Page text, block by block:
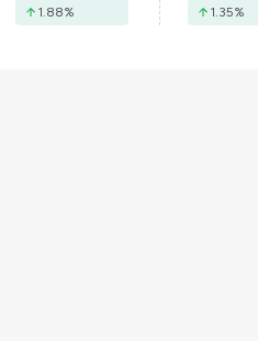
1.88% 1.35%